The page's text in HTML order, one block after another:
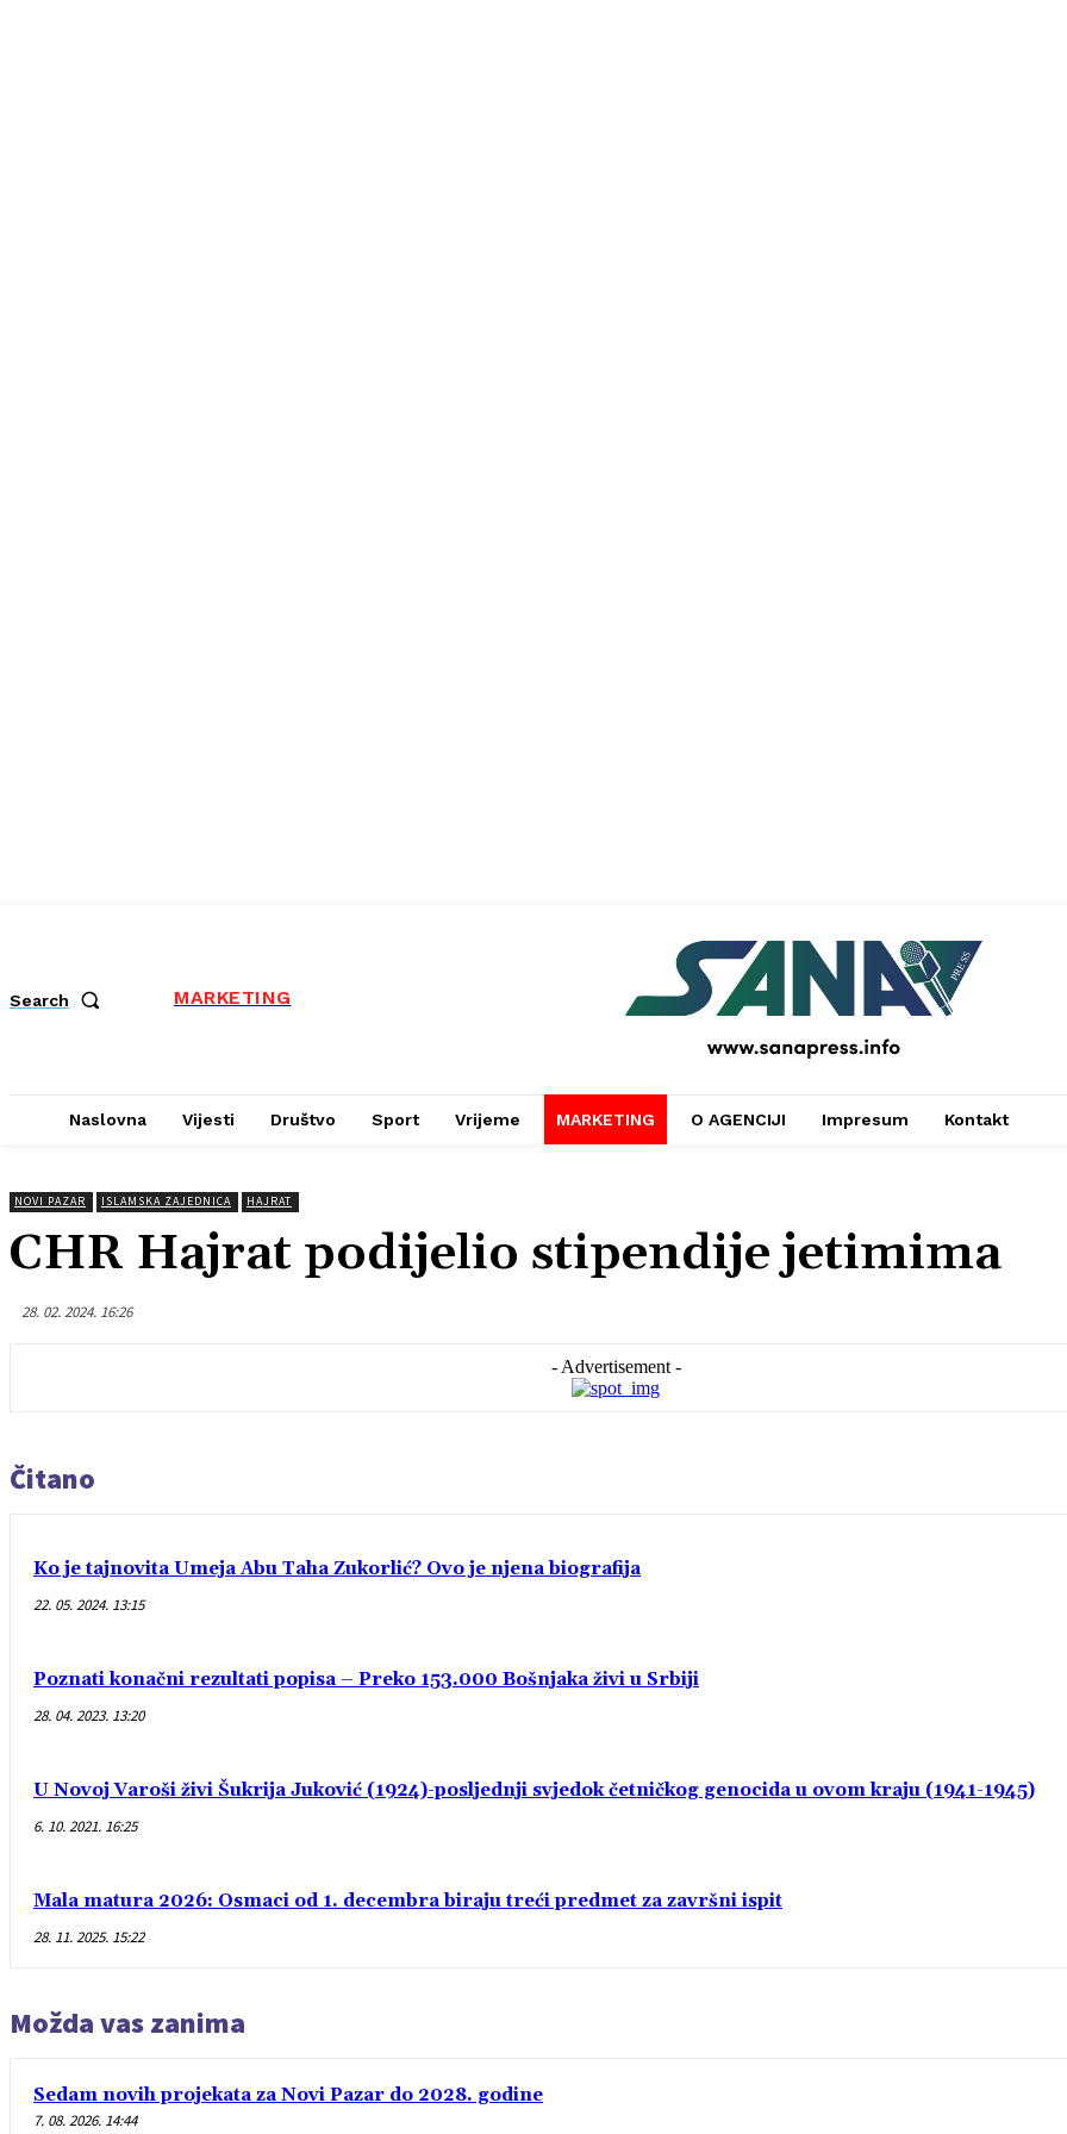
Search MARKETING
PRESS
Naslovna Vijesti Društvo Sport Vrijeme MARKETING O AGENCIJI Impresum Kontakt
NOVI PAZAR ISLAMSKA ZAJEDNICA HAJRAT
CHR Hajrat podijelio stipendije jetimima
28. 02. 2024. 16:26
- Advertisement -
Čitano
Ko je tajnovita Umeja Abu Taha Zukorlić? Ovo je njena biografija
22. 05. 2024. 13:15
Poznati konačni rezultati popisa – Preko 153.000 Bošnjaka živi u Srbiji
28. 04. 2023. 13:20
U Novoj Varoši živi Šukrija Juković (1924)-posljednji svjedok četničkog genocida u ovom kraju (1941-1945)
6. 10. 2021. 16:25
Mala matura 2026: Osmaci od 1. decembra biraju treći predmet za završni ispit
28. 11. 2025. 15:22
Možda vas zanima
Sedam novih projekata za Novi Pazar do 2028. godine
7. 08. 2026. 14:44